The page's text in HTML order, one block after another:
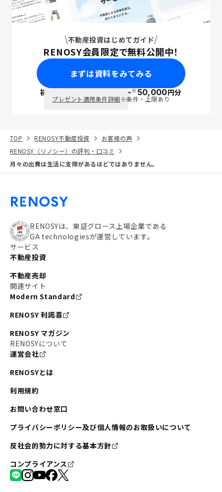
不動産投資はじめてガイド
RENOSY会員限定で無料公開中！
まずは資料をみてみる
初回面談で ポイント※50,000円分
プレゼント適用条件詳細※条件・上限あり
TOP RENOSY不動産投資
お客様の声
RENOSY（リノシー）の評判・口コミ
月々の出費は生活に支障があるほどではありません。
RENOSYは、東証グロース上場企業である
GA technologiesが運営しています。
サービス
不動産投資
不動産売却
関連サイト
Modern Standard
RENOSY 利諾喜
RENOSY マガジン
RENOSYについて
運営会社
RENOSYとは
利用規約
お問い合わせ窓口
プライバシーポリシー及び個人情報のお取扱いについて
反社会的勢力に対する基本方針
コンプライアンス